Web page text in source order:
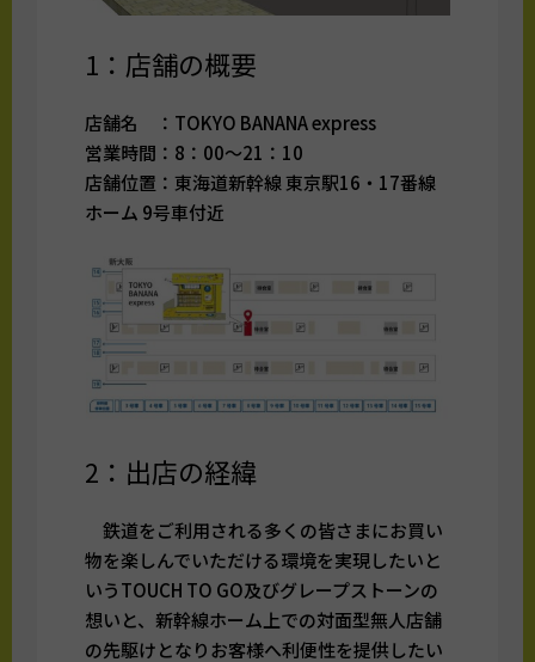
1：店舗の概要
店舗名 ：TOKYO BANANA express
営業時間：8：00～21：10
店舗位置：東海道新幹線 東京駅16・17番線
ホーム 9号車付近
2：出店の経緯
鉄道をご利用される多くの皆さまにお買い
物を楽しんでいただける環境を実現したいと
いうTOUCH TO GO及びグレープストーンの
想いと、新幹線ホーム上での対面型無人店舗
の先駆けとなりお客様へ利便性を提供したい